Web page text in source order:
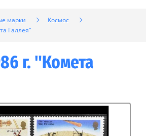
марки
Космос
Галлея"
г. "Комета